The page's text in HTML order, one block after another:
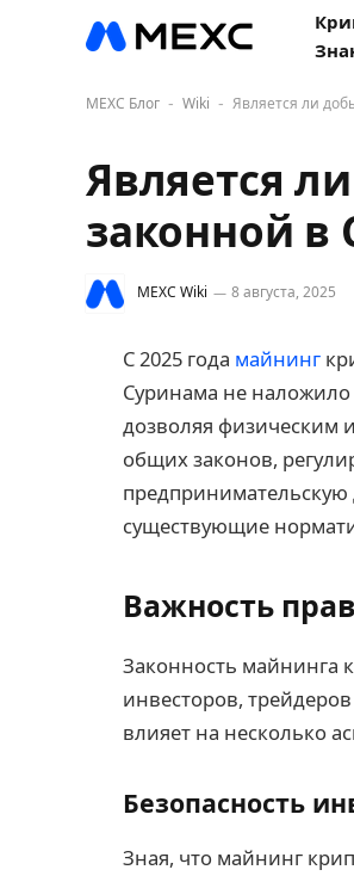
MEXC Блог - Wiki - Является ли
Является
законной в
MEXC Wiki 8 августа, 2025
С 2025 года майнинг
Суринама не
дозволяя физическим
общих законов,
существующие
Важность
Законность майнинга
инвесторов,
влияет на несколько
Безопасность
Зная, что майнинг